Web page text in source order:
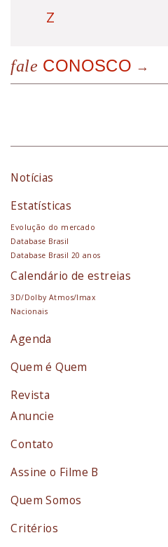
Z
fale CONOSCO
Notícias
Estatísticas
Evolução do mercado
Database Brasil
Database Brasil 20 anos
Calendário de estreias
3D/Dolby Atmos/Imax
Nacionais
Agenda
Quem é Quem
Revista
Anuncie
Contato
Assine o Filme B
Quem Somos
Critérios